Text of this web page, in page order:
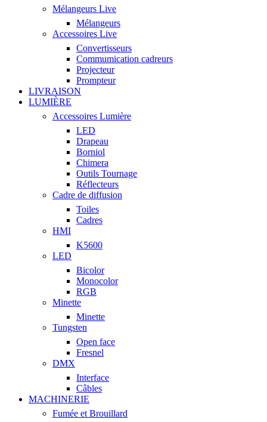
Mélangeurs Live
Mélangeurs
Accessoires Live
Convertisseurs
Commumication cadreurs
Projecteur
Prompteur
LIVRAISON
LUMIÈRE
Accessoires Lumière
LED
Drapeau
Borniol
Chimera
Outils Tournage
Réflecteurs
Cadre de diffusion
Toiles
Cadres
HMI
K5600
LED
Bicolor
Monocolor
RGB
Minette
Minette
Tungsten
Open face
Fresnel
DMX
Interface
Câbles
MACHINERIE
Fumée et Brouillard